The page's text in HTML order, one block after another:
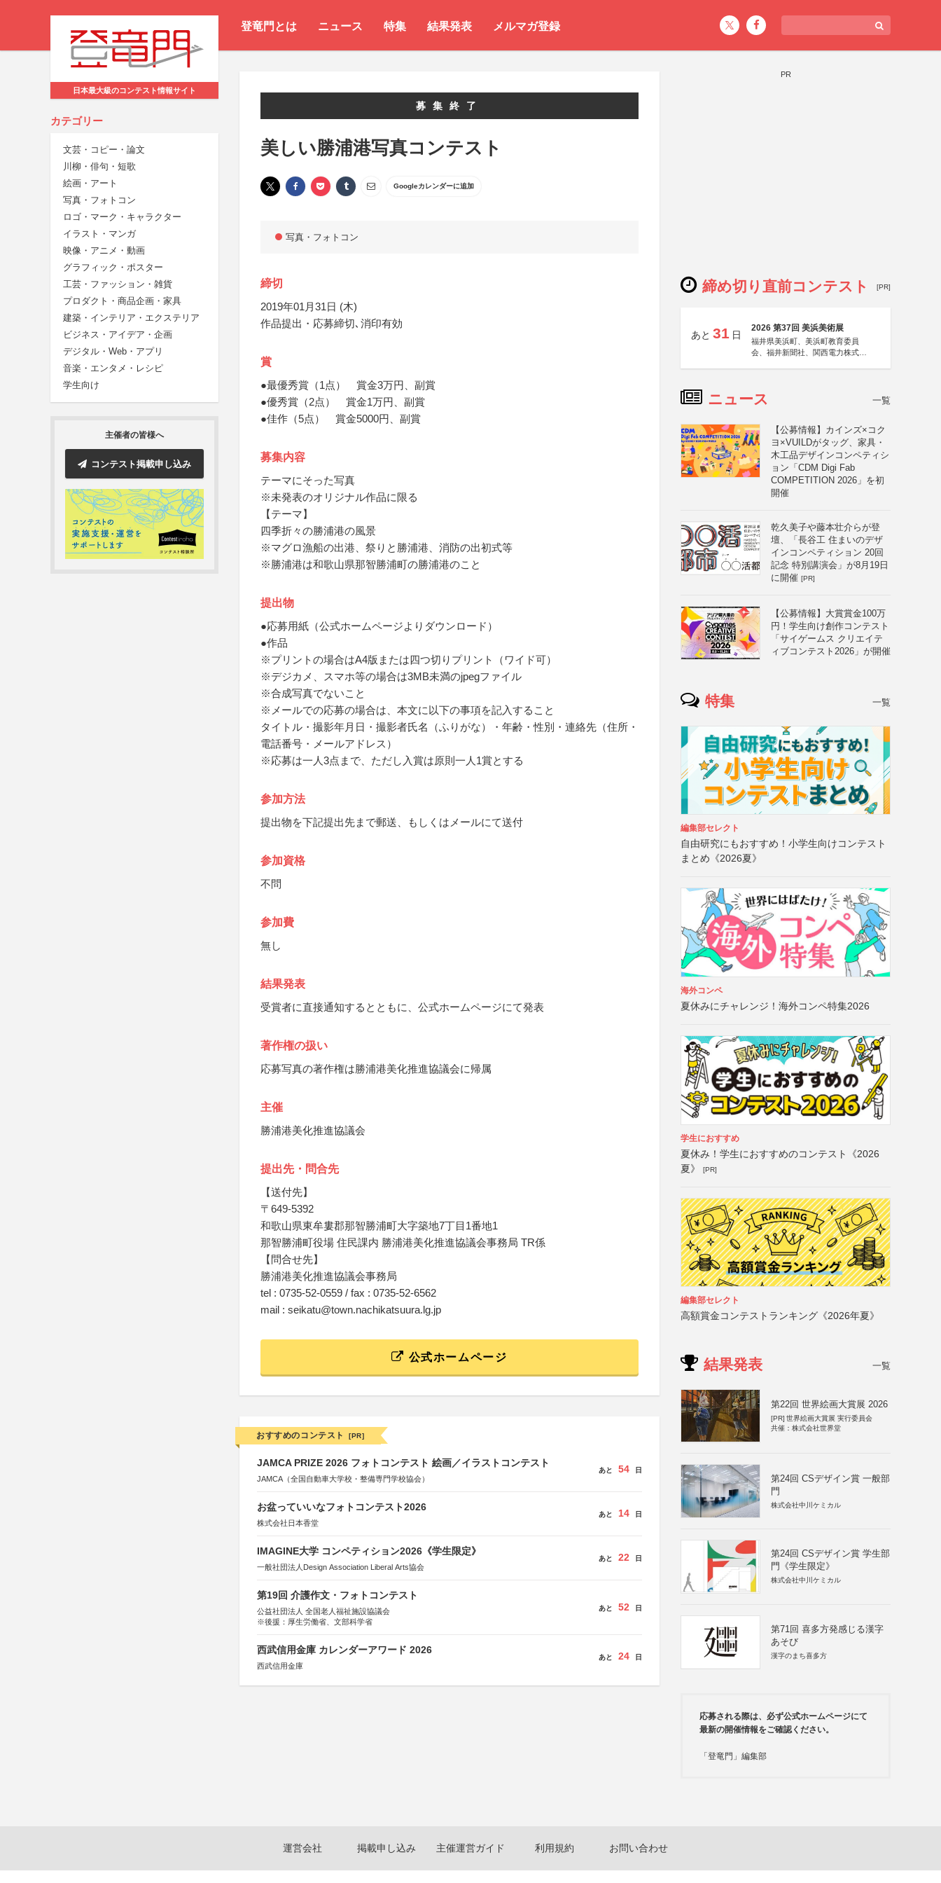
登竜門とは ニュース 特集 結果発表 メルマガ登録
日本最大級のコンテスト情報サイト
カテゴリー
文芸・コピー・論文
川柳・俳句・短歌
絵画・アート
写真・フォトコン
ロゴ・マーク・キャラクター
イラスト・マンガ
映像・アニメ・動画
グラフィック・ポスター
工芸・ファッション・雑貨
プロダクト・商品企画・家具
建築・インテリア・エクステリア
ビジネス・アイデア・企画
デジタル・Web・アプリ
音楽・エンタメ・レシピ
学生向け
主催者の皆様へ
コンテスト掲載申し込み
募集終了
美しい勝浦港写真コンテスト
Googleカレンダーに追加
写真・フォトコン
締切
2019年01月31日 (木)
作品提出・応募締切､消印有効
賞
●最優秀賞（1点） 賞金3万円、副賞
●優秀賞（2点） 賞金1万円、副賞
●佳作（5点） 賞金5000円、副賞
募集内容
テーマにそった写真
※未発表のオリジナル作品に限る
【テーマ】
四季折々の勝浦港の風景
※マグロ漁船の出港、祭りと勝浦港、消防の出初式等
※勝浦港は和歌山県那智勝浦町の勝浦港のこと
提出物
●応募用紙（公式ホームページよりダウンロード）
●作品
※プリントの場合はA4版または四つ切りプリント（ワイド可）
※デジカメ、スマホ等の場合は3MB未満のjpegファイル
※合成写真でないこと
※メールでの応募の場合は、本文に以下の事項を記入すること
タイトル・撮影年月日・撮影者氏名（ふりがな）・年齢・性別・連絡先（住所・
電話番号・メールアドレス）
※応募は一人3点まで、ただし入賞は原則一人1賞とする
参加方法
提出物を下記提出先まで郵送、もしくはメールにて送付
参加資格
不問
参加費
無し
結果発表
受賞者に直接通知するとともに、公式ホームページにて発表
著作権の扱い
応募写真の著作権は勝浦港美化推進協議会に帰属
主催
勝浦港美化推進協議会
提出先・問合先
【送付先】
〒649-5392
和歌山県東牟婁郡那智勝浦町大字築地7丁目1番地1
那智勝浦町役場 住民課内 勝浦港美化推進協議会事務局 TR係
【問合せ先】
勝浦港美化推進協議会事務局
tel : 0735-52-0559 / fax : 0735-52-6562
mail : seikatu@town.nachikatsuura.lg.jp
公式ホームページ
おすすめのコンテスト [PR]
JAMCA PRIZE 2026 フォトコンテスト 絵画／イラストコンテスト
JAMCA（全国自動車大学校・整備専門学校協会）
あと 54 日
お盆っていいなフォトコンテスト2026
株式会社日本香堂
あと 14 日
IMAGINE大学 コンペティション2026《学生限定》
一般社団法人Design Association Liberal Arts協会
あと 22 日
第19回 介護作文・フォトコンテスト
公益社団法人 全国老人福祉施設協議会
※後援：厚生労働省、文部科学省
あと 52 日
西武信用金庫 カレンダーアワード 2026
西武信用金庫
あと 24 日
PR
締め切り直前コンテスト [PR]
あと 31 日
2026 第37回 美浜美術展
福井県美浜町、美浜町教育委員
会、福井新聞社、関西電力株式会
ニュース 一覧
【公募情報】カインズ×コク
ヨ×VUILDがタッグ、家具・
木工品デザインコンペティシ
ョン「CDM Digi Fab
COMPETITION 2026」を初
開催
乾久美子や藤本壮介らが登
壇、「長谷工 住まいのデザ
インコンペティション 20回
記念 特別講演会」が8月19日
に開催 [PR]
【公募情報】大賞賞金100万
円！学生向け創作コンテスト
「サイゲームス クリエイテ
ィブコンテスト2026」が開催
特集 一覧
編集部セレクト
自由研究にもおすすめ！小学生向けコンテスト
まとめ《2026夏》
海外コンペ
夏休みにチャレンジ！海外コンペ特集2026
学生におすすめ
夏休み！学生におすすめのコンテスト《2026
夏》
[PR]
編集部セレクト
高額賞金コンテストランキング《2026年夏》
結果発表 一覧
第22回 世界絵画大賞展 2026
[PR] 世界絵画大賞展 実行委員会
共催：株式会社世界堂
第24回 CSデザイン賞 一般部
門
株式会社中川ケミカル
第24回 CSデザイン賞 学生部
門《学生限定》
株式会社中川ケミカル
第71回 喜多方発感じる漢字
あそび
漢字のまち喜多方
応募される際は、必ず公式ホームページにて
最新の開催情報をご確認ください。
「登竜門」編集部
運営会社 掲載申し込み 主催運営ガイド 利用規約 お問い合わせ